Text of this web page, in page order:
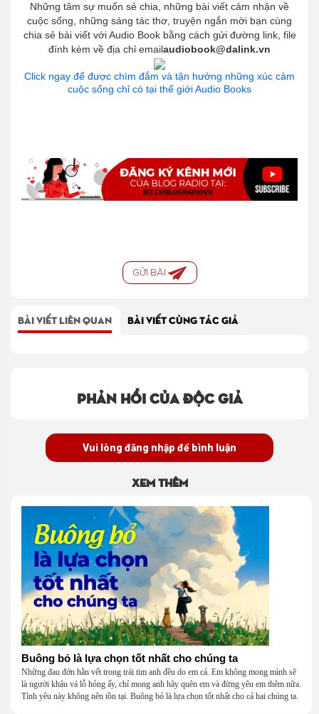
Những tâm sự muốn sẻ chia, những bài viết cảm nhận về
cuộc sống, những sáng tác thơ, truyện ngắn mời bạn cùng
chia sẻ bài viết với Audio Book bằng cách gửi đường link, file
đính kèm về địa chỉ emailaudiobook@dalink.vn
Click ngay để được chìm đắm và tận hưởng những xúc cảm
cuộc sống chỉ có tại thế giới Audio Books
GỬI BÀI
BÀI VIẾT LIÊN QUAN BÀI VIẾT CÙNG TÁC GIẢ
Phản hồi của độc giả
Vui lòng đăng nhập để bình luận
Xem thêm
Buông bỏ là lựa chọn tốt nhất cho chúng ta
Những đau đớn hằn vết trong trái tim anh đều do em cả. Em không mong mình sẽ
là người khâu vá lỗ hỏng ấy, chỉ mong anh hãy quên em và đừng yêu em thêm nữa.
Tình yêu này không nên tồn tại. Buông bỏ là lựa chọn tốt nhất cho cả hai chúng ta.